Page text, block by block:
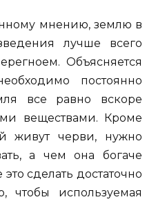
мнению, землю в
лучше всего
Объясняется
постоянно
все равно вскоре
веществами. Кроме
живут черви, нужно
а чем она богаче
сделать достаточно
чтобы используемая